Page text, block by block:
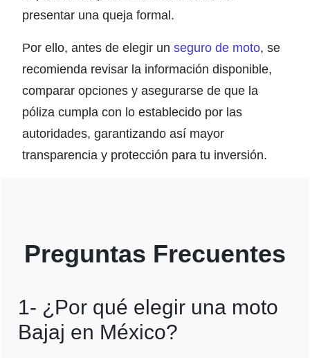
presentar una queja formal.
Por ello, antes de elegir un seguro de moto, se
recomienda revisar la información disponible,
comparar opciones y asegurarse de que la
póliza cumpla con lo establecido por las
autoridades, garantizando así mayor
transparencia y protección para tu inversión.
Preguntas Frecuentes
1- ¿Por qué elegir una moto
Bajaj en México?